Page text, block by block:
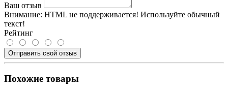
Ваш отзыв
Внимание: HTML не поддерживается! Используйте обычный
текст!
Рейтинг
Отправить свой отзыв
Похожие товары